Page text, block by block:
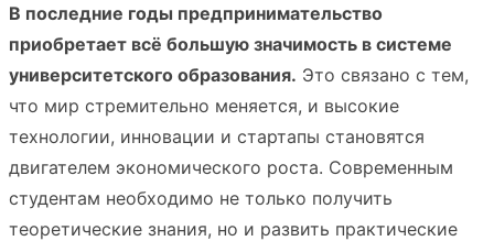
В последние годы предпринимательство
приобретает всё большую значимость в системе
университетского образования. Это связано с тем,
что мир стремительно меняется, и высокие
технологии, инновации и стартапы становятся
двигателем экономического роста. Современным
студентам необходимо не только получить
теоретические знания, но и развить практические